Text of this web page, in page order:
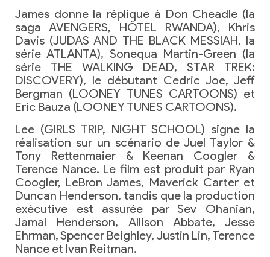
James donne la réplique à Don Cheadle (la
saga AVENGERS, HÔTEL RWANDA), Khris
Davis (JUDAS AND THE BLACK MESSIAH, la
série ATLANTA), Sonequa Martin-Green (la
série THE WALKING DEAD, STAR TREK:
DISCOVERY), le débutant Cedric Joe, Jeff
Bergman (LOONEY TUNES CARTOONS) et
Eric Bauza (LOONEY TUNES CARTOONS).
Lee (GIRLS TRIP, NIGHT SCHOOL) signe la
réalisation sur un scénario de Juel Taylor &
Tony Rettenmaier & Keenan Coogler &
Terence Nance. Le film est produit par Ryan
Coogler, LeBron James, Maverick Carter et
Duncan Henderson, tandis que la production
exécutive est assurée par Sev Ohanian,
Jamal Henderson, Allison Abbate, Jesse
Ehrman, Spencer Beighley, Justin Lin, Terence
Nance et Ivan Reitman.